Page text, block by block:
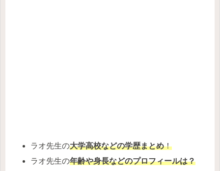
ラオ先生の大学高校などの学歴まとめ！
ラオ先生の年齢や身長などのプロフィールは？